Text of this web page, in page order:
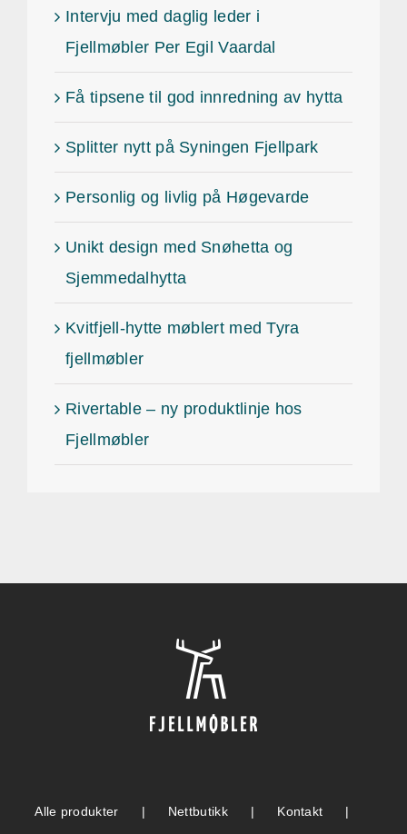
Intervju med daglig leder i
Fjellmøbler Per Egil Vaardal
Få tipsene til god innredning av hytta
Splitter nytt på Syningen Fjellpark
Personlig og livlig på Høgevarde
Unikt design med Snøhetta og
Sjemmedalhytta
Kvitfjell-hytte møblert med Tyra
fjellmøbler
Rivertable – ny produktlinje hos
Fjellmøbler
Alle produkter Nettbutikk Kontakt